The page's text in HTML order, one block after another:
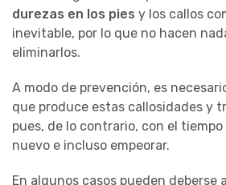
durezas en los pies y los callos
inevitable, por lo que no hacen
eliminarlos.
A modo de prevención, es
que produce estas callosidades y
pues, de lo contrario, con el
nuevo e incluso empeorar.
En algunos casos pueden deberse